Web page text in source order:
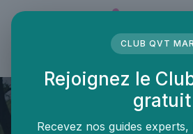
CLUB QVT
Rejoignez le
gratuit
Recevez nos guides
Panneau de gestion des cookies